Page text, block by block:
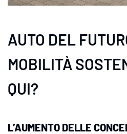
AUTO DEL
MOBILITÀ
QUI?
L’AUMENTO DELLE